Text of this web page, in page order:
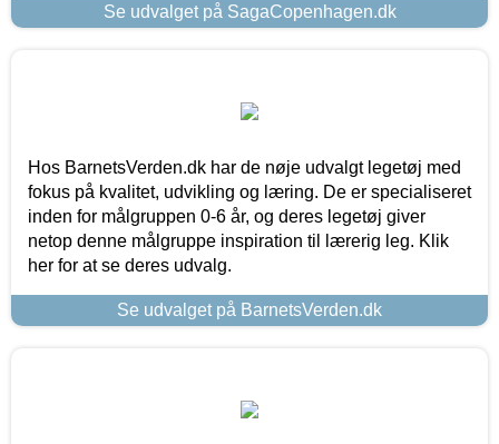
Se udvalget på SagaCopenhagen.dk
Hos BarnetsVerden.dk har de nøje udvalgt legetøj med
fokus på kvalitet, udvikling og læring. De er specialiseret
inden for målgruppen 0-6 år, og deres legetøj giver
netop denne målgruppe inspiration til lærerig leg. Klik
her for at se deres udvalg.
Se udvalget på BarnetsVerden.dk